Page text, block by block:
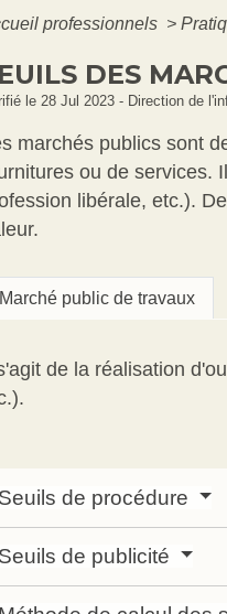
professionnels >
DES
le 28 Jul 2023 - Direction de
marchés publics sont
ou de services.
libérale, etc.).
Marché public de travaux
de la réalisation
Seuils de procédure
Seuils de publicité